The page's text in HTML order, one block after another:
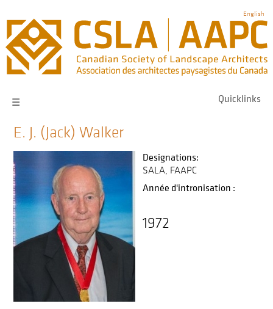
main
navigation
English
Quicklinks
☰
E. J. (Jack) Walker
Designations:
SALA FAAPC
Année d'intronisation :
1972